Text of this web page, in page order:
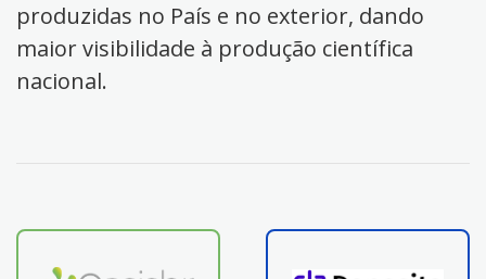
produzidas no País e no exterior, dando
maior visibilidade à produção científica
nacional.